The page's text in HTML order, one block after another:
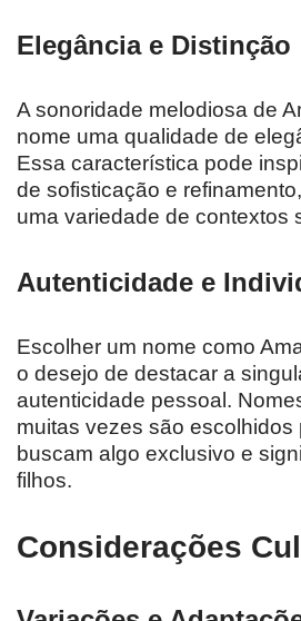
Elegância e Distinção
A sonoridade melodiosa de
nome uma qualidade de
Essa característica pode
de sofisticação e
uma variedade de contextos
Autenticidade e
Escolher um nome como
o desejo de destacar a
autenticidade pessoal.
muitas vezes são escolhidos
buscam algo exclusivo e
filhos.
Considerações